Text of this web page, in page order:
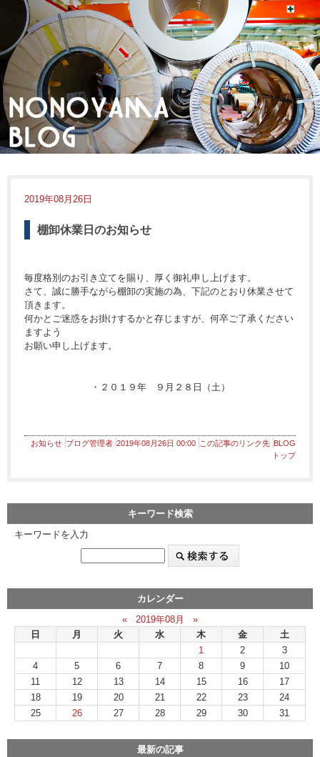
2019年08月26日
棚卸休業日のお知らせ
毎度格別のお引き立てを賜り、厚く御礼申し上げます。
さて、誠に勝手ながら棚卸の実施の為、下記のとおり休業させて
頂きます。
何かとご迷惑をお掛けするかと存じますが、何卒ご了承ください
ますよう
お願い申し上げます。
・２０１９年 ９月２８日（土）
お知らせ ブログ管理者 2019年08月26日 00:00 この記事のリンク先 BLOG
トップ
キーワード検索
キーワードを入力
カレンダー
«
2019年08月
»
日
月 火 水 木 金
土
1
2
3
4
5 6 7 8 9
10
11
12 13 14 15 16
17
18
19 20 21 22 23
24
25
26 27 28 29 30 31
最新の記事